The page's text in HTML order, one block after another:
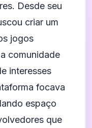
Desde seu
criar um
jogos
comunidade
interesses
focava
espaço
que